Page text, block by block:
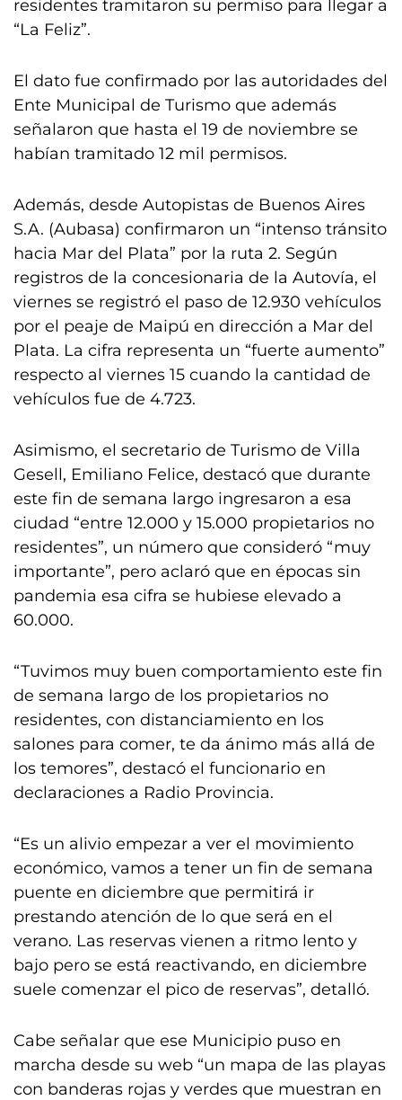
residentes tramitaron su permiso para llegar a
“La Feliz”.
El dato fue confirmado por las autoridades del
Ente Municipal de Turismo que además
señalaron que hasta el 19 de noviembre se
habían tramitado 12 mil permisos.
Además, desde Autopistas de Buenos Aires
S.A. (Aubasa) confirmaron un “intenso tránsito
hacia Mar del Plata” por la ruta 2. Según
registros de la concesionaria de la Autovía, el
viernes se registró el paso de 12.930 vehículos
por el peaje de Maipú en dirección a Mar del
Plata. La cifra representa un “fuerte aumento”
respecto al viernes 15 cuando la cantidad de
vehículos fue de 4.723.
Asimismo, el secretario de Turismo de Villa
Gesell, Emiliano Felice, destacó que durante
este fin de semana largo ingresaron a esa
ciudad “entre 12.000 y 15.000 propietarios no
residentes”, un número que consideró “muy
importante”, pero aclaró que en épocas sin
pandemia esa cifra se hubiese elevado a
60.000.
“Tuvimos muy buen comportamiento este fin
de semana largo de los propietarios no
residentes, con distanciamiento en los
salones para comer, te da ánimo más allá de
los temores”, destacó el funcionario en
declaraciones a Radio Provincia.
“Es un alivio empezar a ver el movimiento
económico, vamos a tener un fin de semana
puente en diciembre que permitirá ir
prestando atención de lo que será en el
verano. Las reservas vienen a ritmo lento y
bajo pero se está reactivando, en diciembre
suele comenzar el pico de reservas”, detalló.
Cabe señalar que ese Municipio puso en
marcha desde su web “un mapa de las playas
con banderas rojas y verdes que muestran en